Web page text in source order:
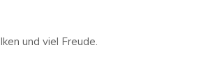
und viel Freude.